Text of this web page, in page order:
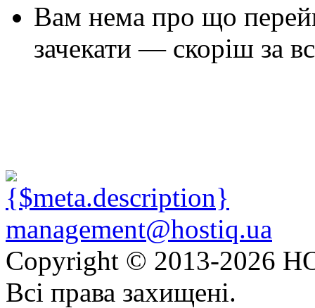
Вам нема про що
зачекати — скоріш за
management@hostiq.ua
Copyright © 2013-2026
Всі права захищені.